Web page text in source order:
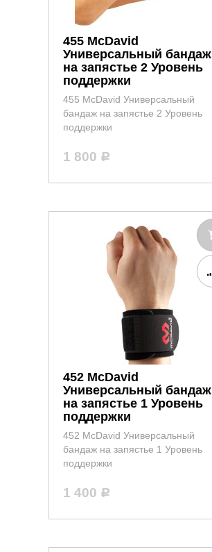
455 McDavid
Универсальный бандаж
на запястье 2 Уровень
поддержки
455 McDavid Универсальный
бандаж на запястье 2 Уровень
поддержки
1 800 Р
452 McDavid
Универсальный бандаж
на запястье 1 Уровень
поддержки
452 McDavid Универсальный
бандаж на запястье 1 Уровень
поддержки
1 400 Р